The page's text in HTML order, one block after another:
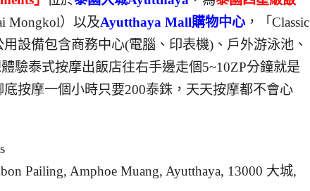
Mongkol）以及Ayutthaya Mall購物中心，「Classic
用設備包含商務中心(電腦、印表機)、戶外游泳池、
驗泰式按摩出飯店往右手邊走個5~10ZP分鐘就是
按摩一個小時只要200泰銖，天天按摩都不會心
Pailing, Amphoe Muang, Ayutthaya, 13000 大城,